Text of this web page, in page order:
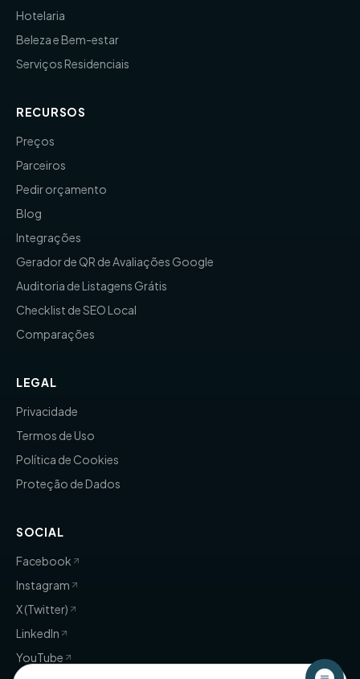
Hotelaria
Beleza e Bem-estar
Serviços Residenciais
RECURSOS
Preços
Parceiros
Pedir orçamento
Blog
Integrações
Gerador de QR de Avaliações Google
Auditoria de Listagens Grátis
Checklist de SEO Local
Comparações
LEGAL
Privacidade
Termos de Uso
Política de Cookies
Proteção de Dados
SOCIAL
Facebook
Instagram
X (Twitter)
LinkedIn
YouTube